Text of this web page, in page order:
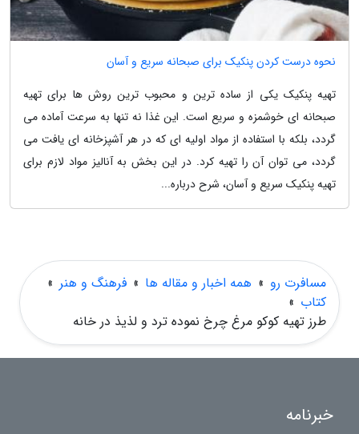
نحوه درست کردن پنکیک برای صبحانه سریع و آسان
تهیه پنکیک یکی از ساده ترین و محبوب ترین روش ها برای تهیه
صبحانه ای خوشمزه و سریع است. این غذا نه تنها به سرعت آماده می
گردد، بلکه با استفاده از مواد اولیه ای که در هر آشپزخانه ای یافت می
گردد، می توان آن را تهیه کرد. در این بخش به آنالیز مواد لازم برای
تهیه پنکیک سریع و آسان، شرح درباره...
مسافرت رو » همه اخبار و مقاله ها » فرهنگ و هنر »
کتاب »
طرز تهیه کوکو مرغ چرخ نموده ترد و لذیذ در خانه
خبرنامه